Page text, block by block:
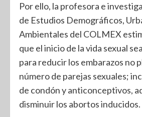
Por ello, la profesora e
de Estudios Demográficos,
Ambientales del COLMEX
que el inicio de la vida sexual
para reducir los embarazos no
número de parejas sexuales;
de condón y anticonceptivos,
disminuir los abortos inducidos.